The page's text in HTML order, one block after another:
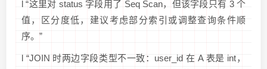
l “这里对 status 字段用了 Seq Scan，但该字段只有 3 个
值，区分度低，建议考虑部分索引或调整查询条件顺
序。”
l “JOIN 时两边字段类型不一致：user_id 在 A 表是 int，